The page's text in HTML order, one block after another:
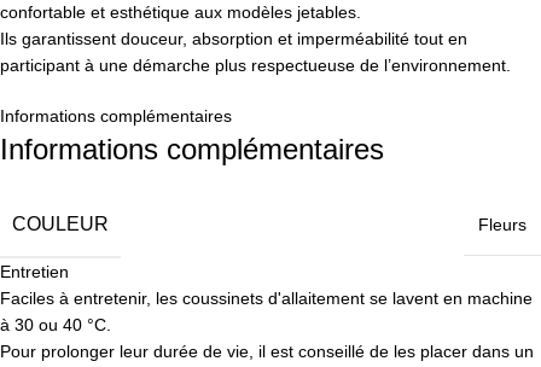
confortable et esthétique aux modèles jetables.
Ils garantissent douceur, absorption et imperméabilité tout en
participant à une démarche plus respectueuse de l’environnement.
Informations complémentaires
Informations complémentaires
COULEUR Fleurs
Entretien
Faciles à entretenir, les coussinets d'allaitement se lavent en machine
à 30 ou 40 °C.
Pour prolonger leur durée de vie, il est conseillé de les placer dans un